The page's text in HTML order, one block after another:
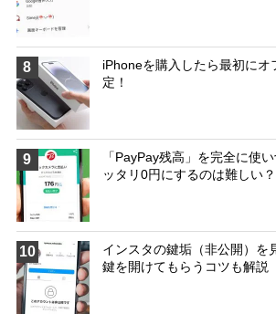
8
iPhoneを購入したら最初にオ
定！
9
「PayPay残高」を完全に使
ッタリ0円にするのは難しい？
10
インスタの鍵垢（非公開）を
鍵を開けてもらうコツも解説